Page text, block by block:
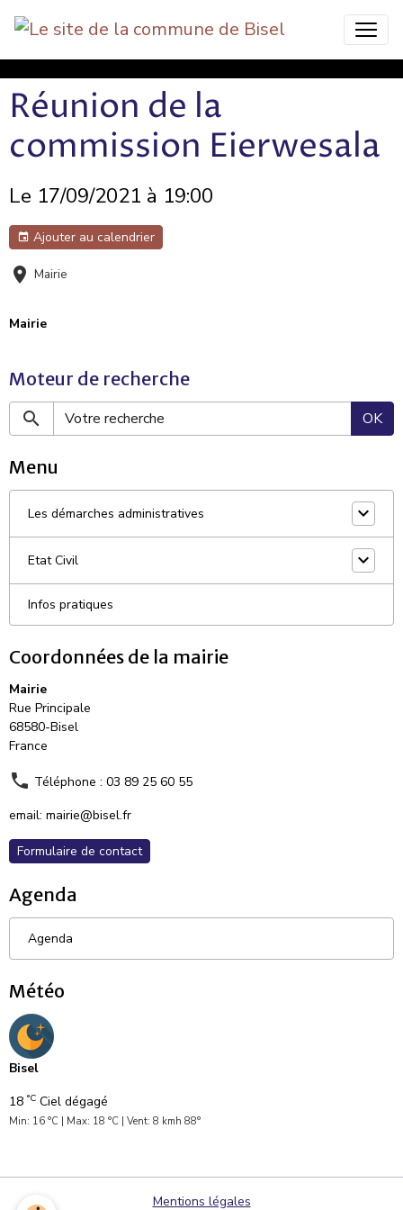
Réunion de la
commission Eierwesala
Le 17/09/2021 à 19:00
Ajouter au calendrier
Mairie
Mairie
Moteur de recherche
OK
Menu
Les démarches administratives
Etat Civil
Infos pratiques
Coordonnées de la mairie
Mairie
Rue Principale
68580-Bisel
France
Téléphone : 03 89 25 60 55
email: mairie@bisel.fr
Formulaire de contact
Agenda
Agenda
Météo
Bisel
18 °C Ciel dégagé
Min: 16 °C | Max: 18 °C | Vent: 8 kmh 88°
Mentions légales